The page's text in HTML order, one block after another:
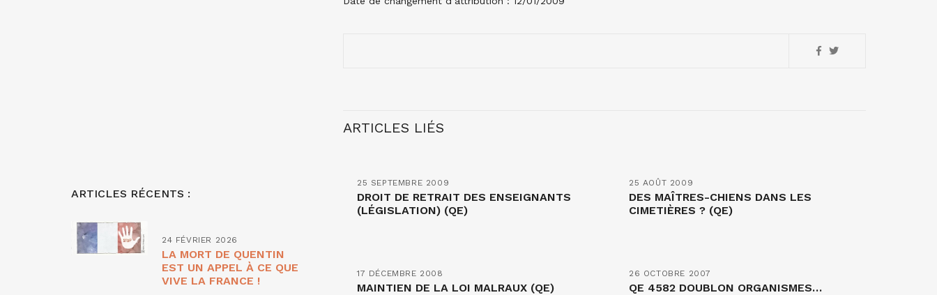
ARTICLES LIÉS
25 SEPTEMBRE 2009
DROIT DE RETRAIT DES ENSEIGNANTS
(LÉGISLATION) (QE)
25 AOÛT 2009
DES MAÎTRES-CHIENS DANS LES
CIMETIÈRES ? (QE)
17 DÉCEMBRE 2008
MAINTIEN DE LA LOI MALRAUX (QE)
26 OCTOBRE 2007
QE 4582 DOUBLON ORGANISMES…
ARTICLES RÉCENTS :
24 FÉVRIER 2026
LA MORT DE QUENTIN
EST UN APPEL À CE QUE
VIVE LA FRANCE !